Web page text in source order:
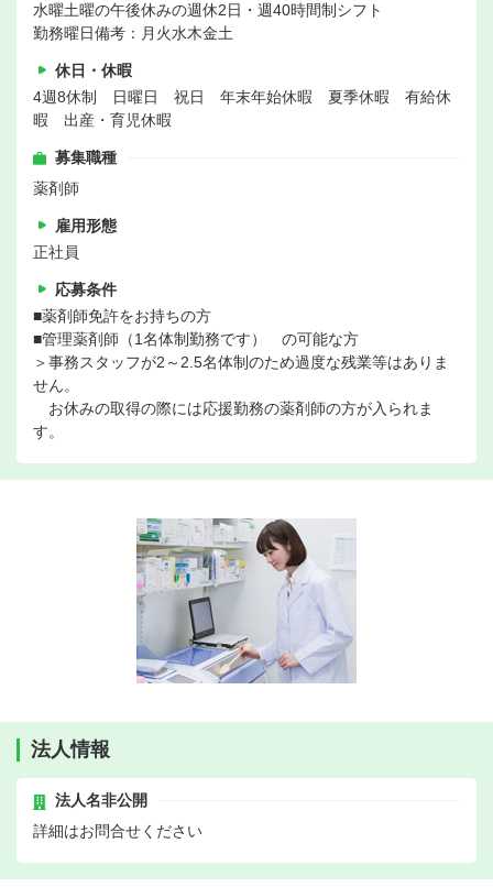
水曜土曜の午後休みの週休2日・週40時間制シフト
勤務曜日備考：月火水木金土
休日・休暇
4週8休制 日曜日 祝日 年末年始休暇 夏季休暇 有給休
暇 出産・育児休暇
募集職種
薬剤師
雇用形態
正社員
応募条件
■薬剤師免許をお持ちの方
■管理薬剤師（1名体制勤務です） の可能な方
＞事務スタッフが2～2.5名体制のため過度な残業等はありま
せん。
お休みの取得の際には応援勤務の薬剤師の方が入られま
す。
法人情報
法人名非公開
詳細はお問合せください